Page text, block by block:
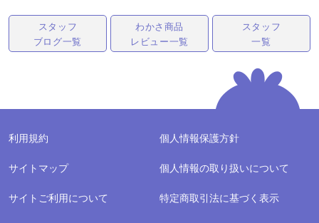
スタッフ
ブログ一覧
わかさ商品
レビュー一覧
スタッフ
一覧
利用規約 個人情報保護方針
サイトマップ 個人情報の取り扱いについて
サイトご利用について 特定商取引法に基づく表示